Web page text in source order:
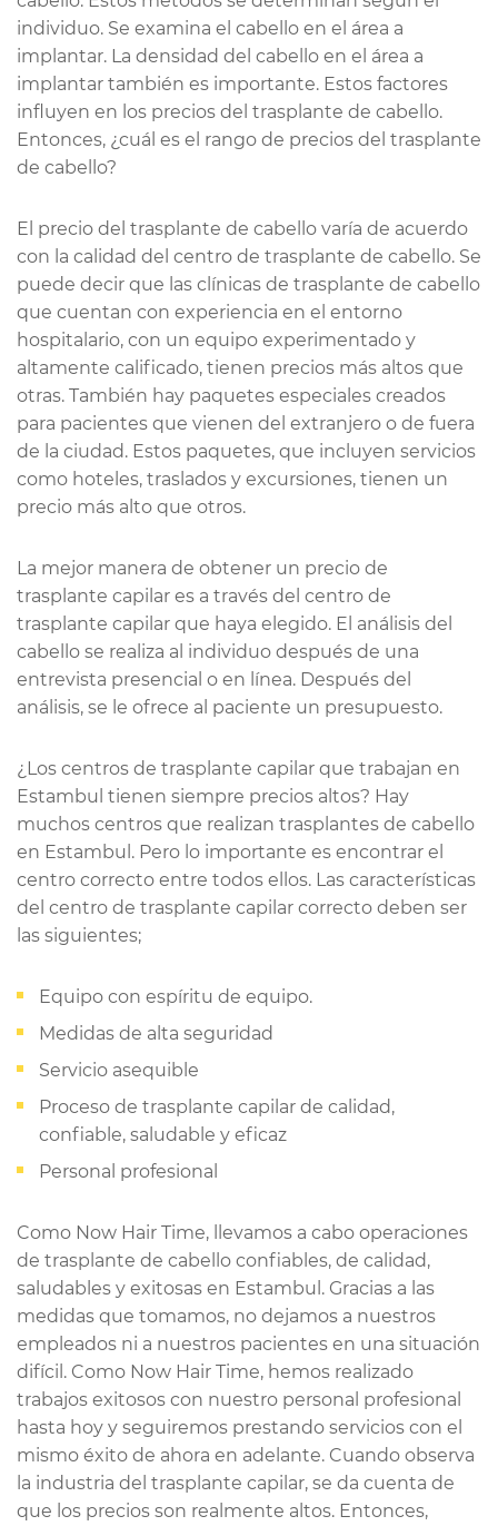
individuo. Se examina el cabello en el área a
implantar. La densidad del cabello en el área a
implantar también es importante. Estos factores
influyen en los precios del trasplante de cabello.
Entonces, ¿cuál es el rango de precios del trasplante
de cabello?
El precio del trasplante de cabello varía de acuerdo
con la calidad del centro de trasplante de cabello. Se
puede decir que las clínicas de trasplante de cabello
que cuentan con experiencia en el entorno
hospitalario, con un equipo experimentado y
altamente calificado, tienen precios más altos que
otras. También hay paquetes especiales creados
para pacientes que vienen del extranjero o de fuera
de la ciudad. Estos paquetes, que incluyen servicios
como hoteles, traslados y excursiones, tienen un
precio más alto que otros.
La mejor manera de obtener un precio de
trasplante capilar es a través del centro de
trasplante capilar que haya elegido. El análisis del
cabello se realiza al individuo después de una
entrevista presencial o en línea. Después del
análisis, se le ofrece al paciente un presupuesto.
¿Los centros de trasplante capilar que trabajan en
Estambul tienen siempre precios altos? Hay
muchos centros que realizan trasplantes de cabello
en Estambul. Pero lo importante es encontrar el
centro correcto entre todos ellos. Las características
del centro de trasplante capilar correcto deben ser
las siguientes;
Equipo con espíritu de equipo.
Medidas de alta seguridad
Servicio asequible
Proceso de trasplante capilar de calidad,
confiable, saludable y eficaz
Personal profesional
Como Now Hair Time, llevamos a cabo operaciones
de trasplante de cabello confiables, de calidad,
saludables y exitosas en Estambul. Gracias a las
medidas que tomamos, no dejamos a nuestros
empleados ni a nuestros pacientes en una situación
difícil. Como Now Hair Time, hemos realizado
trabajos exitosos con nuestro personal profesional
hasta hoy y seguiremos prestando servicios con el
mismo éxito de ahora en adelante. Cuando observa
la industria del trasplante capilar, se da cuenta de
que los precios son realmente altos. Entonces,